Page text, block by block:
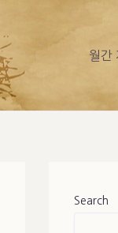
월간
Search